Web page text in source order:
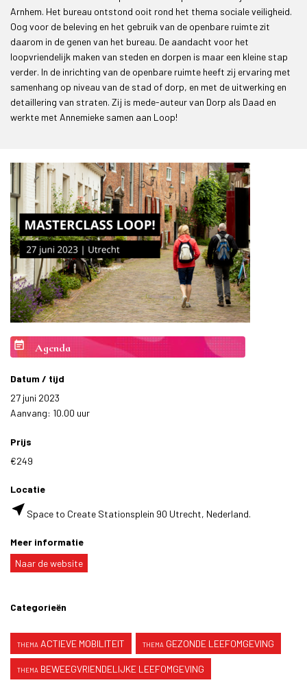
Arnhem. Het bureau ontstond ooit rond het thema sociale veiligheid.
Oog voor de beleving en het gebruik van de openbare ruimte zit
daarom in de genen van het bureau. De aandacht voor het
loopvriendelijk maken van steden en dorpen is maar een kleine stap
verder. In de inrichting van de openbare ruimte heeft zij ervaring met
samenhang op niveau van de stad of dorp, en met de uitwerking en
detaillering van straten. Zij is mede-auteur van Dorp als Daad en
werkte met Annemieke samen aan Loop!
event_note Agenda
Datum / tijd
27 juni 2023
Aanvang: 10.00 uur
Prijs
€249
Locatie
near_me Space to Create Stationsplein 90 Utrecht, Nederland.
Meer informatie
Naar de website
Categorieën
ACTIEVE MOBILITEIT GEZONDE LEEFOMGEVING
BEWEEGVRIENDELIJKE LEEFOMGEVING